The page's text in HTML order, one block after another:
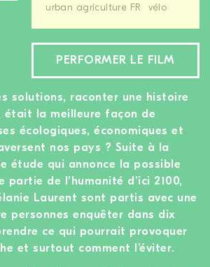
urban agriculture FR
vélo
PERFORMER LE FILM
solutions, raconter une histoire
était la meilleure façon de
écologiques, économiques et
nos pays ? Suite à la
étude qui annonce la possible
partie de l’humanité d’ici 2100,
Laurent sont partis avec une
personnes enquêter dans dix
ce qui pourrait provoquer
et surtout comment l’éviter.